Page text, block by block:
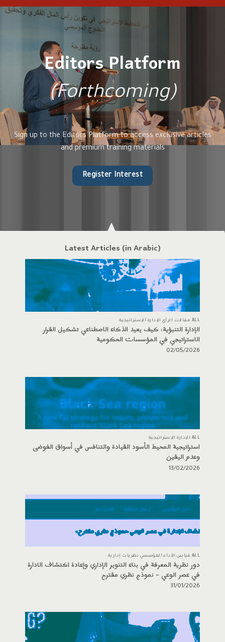
Editors Platform
(Forthcoming)
Sign up to the Editors Platform to access exclusive articles
and premium training materials
Register Interest
Latest Articles (in Arabic)
ALL مقالات الرأي الإدارة الإستراتيجية
الإدارة التنبؤية: كيف يعيد الذكاء الاصطناعي تشكيل القرار
الاستراتيجي في المؤسسات الحكومية
02/05/2026
ALL الإدارة الإستراتيجية
استراتيجية المحيط الأسود القيادة والتنافس في أسواق الفوضى
وعدم اليقين
13/02/2026
ALL قياس الأداء المؤسسي نظريات إدارية
دور نظرية المعرفة في بناء التنوير الإداري وإعادة اكتشاف الادارة
في عصر الوعي – نموذج نظري مقترح
31/01/2026